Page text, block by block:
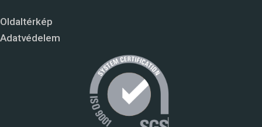
Oldaltérkép
Adatvédelem